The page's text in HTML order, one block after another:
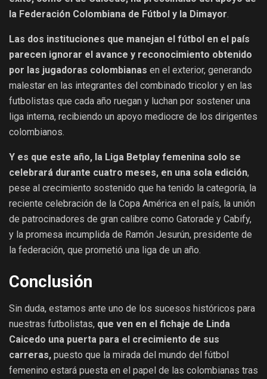
la Federación Colombiana de Fútbol y la Dimayor.
Las dos instituciones que manejan el fútbol en el país
parecen ignorar el avance y reconocimiento obtenido
por las jugadoras colombianas en el exterior, generando
malestar en las integrantes del combinado tricolor y en las
futbolistas que cada año ruegan y luchan por sostener una
liga interna, recibiendo un apoyo mediocre de los dirigentes
colombianos.
Y es que este año, la Liga Betplay femenina solo se
celebrará durante cuatro meses, en una sola edición,
pese al crecimiento sostenido que ha tenido la categoría, la
reciente celebración de la Copa América en el país, la unión
de patrocinadores de gran calibre como Gatorade y Cabify,
y la promesa incumplida de Ramón Jesurún, presidente de
la federación, que prometió una liga de un año.
Conclusión
Sin duda, estamos ante uno de los sucesos históricos para
nuestras futbolistas, que ven en el fichaje de Linda
Caicedo una puerta para el crecimiento de sus
carreras, puesto que la mirada del mundo del fútbol
femenino estará puesta en el papel de las colombianas tras